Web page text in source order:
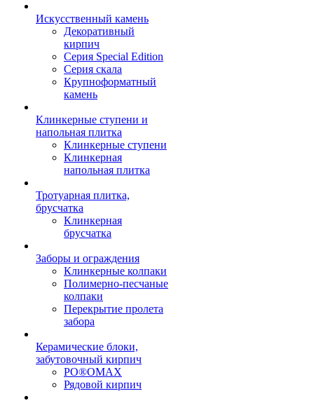
Искусственный камень
Декоративный
кирпич
Серия Special Edition
Серия скала
Крупноформатный
камень
Клинкерные ступени и
напольная плитка
Клинкерные ступени
Клинкерная
напольная плитка
Тротуарная плитка,
брусчатка
Клинкерная
брусчатка
Заборы и ограждения
Клинкерные колпаки
Полимерно-песчаные
колпаки
Перекрытие пролета
забора
Керамические блоки,
забутовочный кирпич
PO®OMAX
Рядовой кирпич